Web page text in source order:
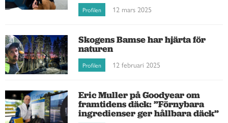
Profilen 12 mars 2025
Skogens Bamse har hjärta för
naturen
Profilen 12 februari 2025
Eric Muller på Goodyear om
framtidens däck: ”Förnybara
ingredienser ger hållbara däck”